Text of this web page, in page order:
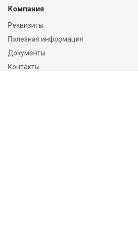
Компания
Реквизиты
Полезная информация
Документы
Контакты